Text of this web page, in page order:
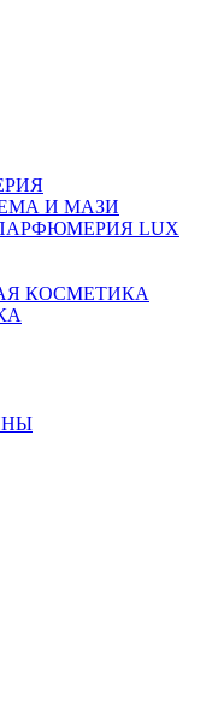
И МАЗИ
LUX
КОСМЕТИКА